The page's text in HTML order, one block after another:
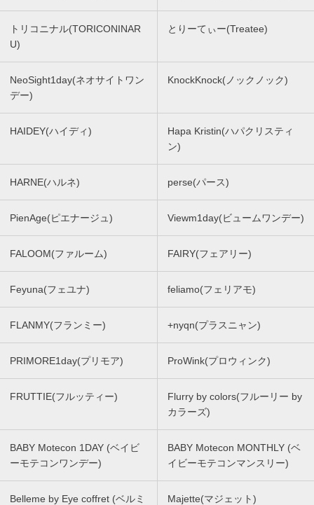
トリコニナル(TORICONINAR
U)
とりーてぃー(Treatee)
NeoSight1day(ネオサイトワン
デー)
KnockKnock(ノックノック)
HAIDEY(ハイディ)
Hapa Kristin(ハパクリスティ
ン)
HARNE(ハルネ) perse(パース)
PienAge(ピエナージュ) Viewm1day(ビュームワンデー)
FALOOM(ファルーム) FAIRY(フェアリー)
Feyuna(フェユナ) feliamo(フェリアモ)
FLANMY(フランミー) +nyqn(プラスニャン)
PRIMORE1day(プリモア) ProWink(プロウィンク)
FRUTTIE(フルッティー)
Flurry by colors(フルーリー by
カラーズ)
BABY Motecon 1DAY (ベイビ
ーモテコンワンデー)
BABY Motecon MONTHLY (ベ
イビーモテコンマンスリー)
Belleme by Eye coffret (ベルミ
Majette(マジェット)